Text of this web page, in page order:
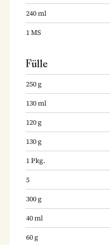
240ml
1MS
Fülle
250g
130ml
120g
130g
1Pkg.
5
300g
40ml
60g